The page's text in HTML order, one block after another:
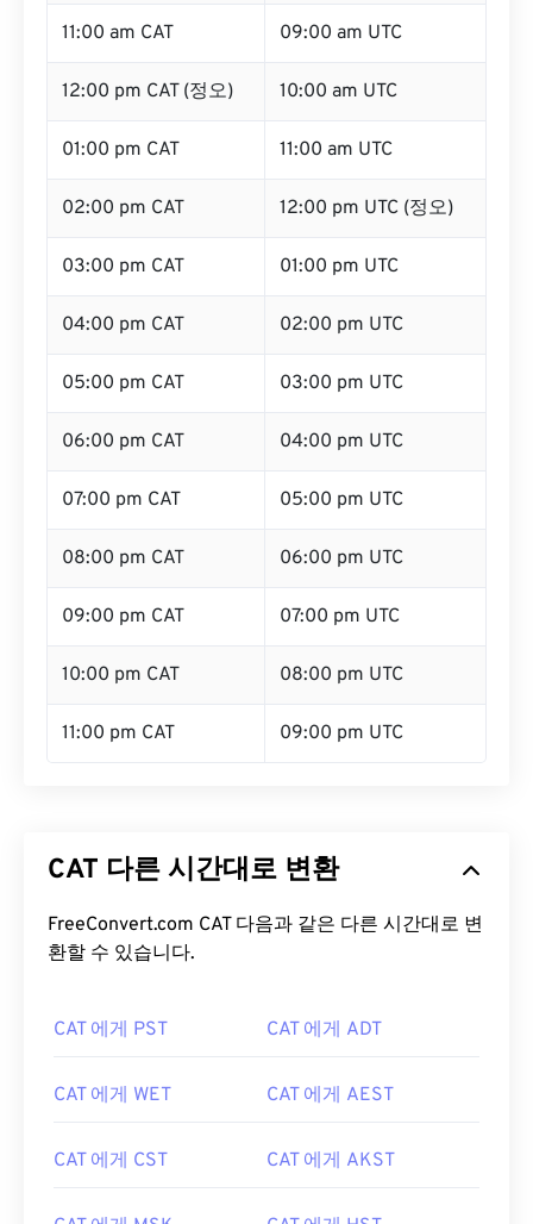
11:00 am CAT 09:00 am UTC
12:00 pm CAT (정오) 10:00 am UTC
01:00 pm CAT 11:00 am UTC
02:00 pm CAT 12:00 pm UTC (정오)
03:00 pm CAT 01:00 pm UTC
04:00 pm CAT 02:00 pm UTC
05:00 pm CAT 03:00 pm UTC
06:00 pm CAT 04:00 pm UTC
07:00 pm CAT 05:00 pm UTC
08:00 pm CAT 06:00 pm UTC
09:00 pm CAT 07:00 pm UTC
10:00 pm CAT 08:00 pm UTC
11:00 pm CAT 09:00 pm UTC
CAT 다른 시간대로 변환
FreeConvert.com CAT 다음과 같은 다른 시간대로 변
환할 수 있습니다.
CAT 에게 PST CAT 에게 ADT
CAT 에게 WET CAT 에게 AEST
CAT 에게 CST CAT 에게 AKST